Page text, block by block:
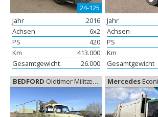
24-125
Jahr
2016
Achsen
6x2
PS
420
Km
413.000
Gesamtgewicht
26.000
Jahr
Achsen
PS
Km
Gesamtgewicht
BEDFORD Oldtimer Militærbil, Oldtimer Mercedes Econic 2630